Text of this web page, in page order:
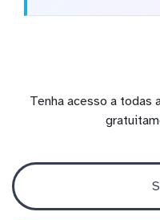
Tenha acesso a todas